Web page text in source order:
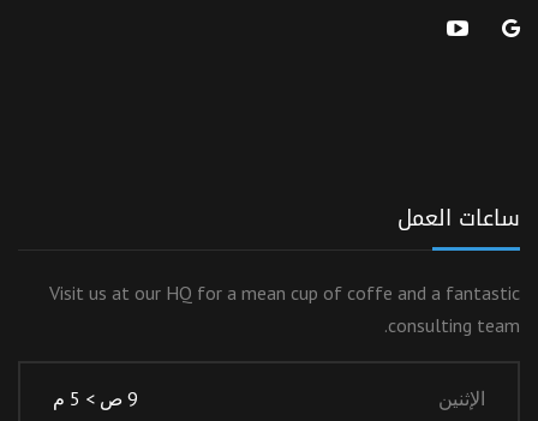
ساعات العمل
Visit us at our HQ for a mean cup of coffe and a fantastic
consulting team.
الإثنين
9 ص > 5 م